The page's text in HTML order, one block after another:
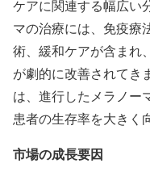
ケアに関連する幅広い
マの治療には、免疫療
術、緩和ケアが含まれ
が劇的に改善されてき
は、進行したメラノー
患者の生存率を大きく
市場の成長要因